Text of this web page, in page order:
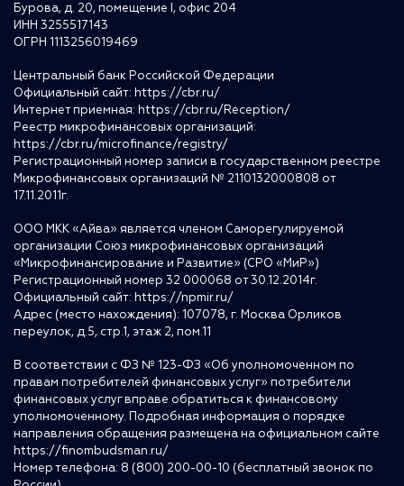
Бурова, д. 20, помещение I, офис 204
ИНН 3255517143
ОГРН 1113256019469
Центральный банк Российской Федерации
Официальный сайт: https://cbr.ru/
Интернет приемная: https://cbr.ru/Reception/
Реестр микрофинансовых организаций:
https://cbr.ru/microfinance/registry/
Регистрационный номер записи в государственном реестре
Микрофинансовых организаций № 2110132000808 от
17.11.2011г.
ООО МКК «Айва» является членом Саморегулируемой
организации Союз микрофинансовых организаций
«Микрофинансирование и Развитие» (СРО «МиР»)
Регистрационный номер 32 000068 от 30.12.2014г.
Официальный сайт: https://npmir.ru/
Адрес (место нахождения): 107078, г. Москва Орликов
переулок, д.5, стр.1, этаж 2, пом.11
В соответствии с ФЗ № 123-ФЗ «Об уполномоченном по
правам потребителей финансовых услуг» потребители
финансовых услуг вправе обратиться к финансовому
уполномоченному. Подробная информация о порядке
направления обращения размещена на официальном сайте
https://finombudsman.ru/
Номер телефона: 8 (800) 200-00-10 (бесплатный звонок по